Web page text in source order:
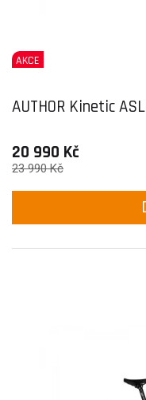
AKCE
AUTHOR Kinetic
20 990 Kč
23 990 Kč